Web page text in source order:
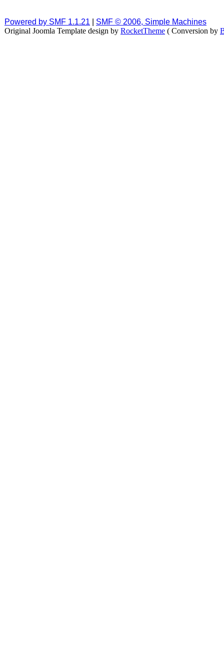
Powered by SMF 1.1.21
SMF © 2006, Simple Machines
Original Joomla Template design by RocketTheme ( Conversion by